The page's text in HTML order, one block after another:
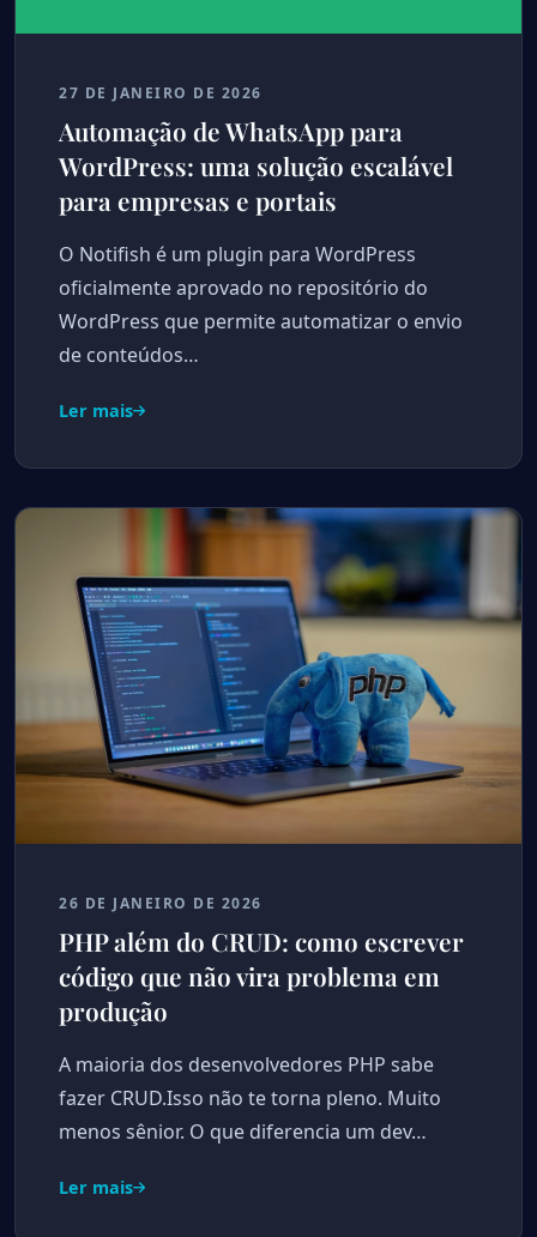
27 DE JANEIRO DE 2026
Automação de WhatsApp para
WordPress: uma solução escalável
para empresas e portais
O Notifish é um plugin para WordPress
oficialmente aprovado no repositório do
WordPress que permite automatizar o envio
de conteúdos…
Ler mais
26 DE JANEIRO DE 2026
PHP além do CRUD: como escrever
código que não vira problema em
produção
A maioria dos desenvolvedores PHP sabe
fazer CRUD.Isso não te torna pleno. Muito
menos sênior. O que diferencia um dev…
Ler mais